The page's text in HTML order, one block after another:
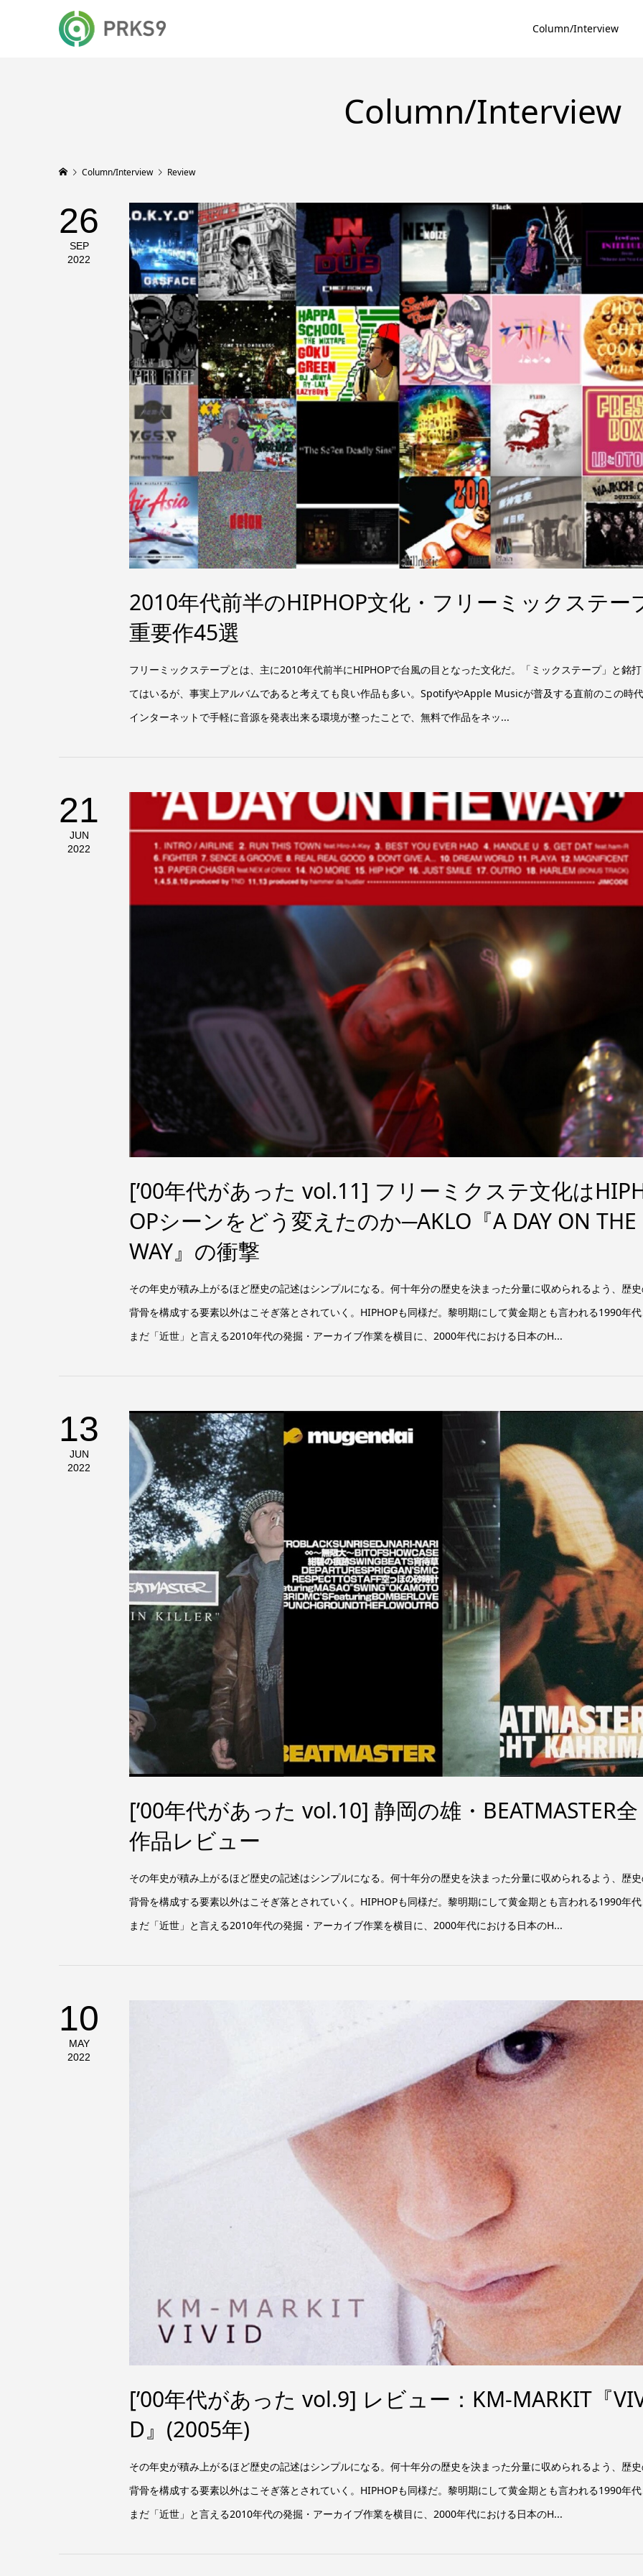
Column/Interview
Column/Interview
Column/Interview Review
26
SEP
2022
2010年代前半のHIPHOP文化・フリーミックステー
重要作45選
フリーミックステープとは、主に2010年代前半にHIPHOPで台風の目となった文化だ。「ミックステープ」と銘
てはいるが、事実上アルバムであると考えても良い作品も多い。SpotifyやApple Musicが普及する直前のこの時
インターネットで手軽に音源を発表出来る環境が整ったことで、無料で作品をネッ...
21
JUN
2022
[’00年代があった vol.11] フリーミクステ文化は
OPシーンをどう変えたのか─AKLO『A DAY ON THE
WAY』の衝撃
その年史が積み上がるほど歴史の記述はシンプルになる。何十年分の歴史を決まった分量に収められるよう、歴
背骨を構成する要素以外はこそぎ落とされていく。HIPHOPも同様だ。黎明期にして黄金期とも言われる1990年
まだ「近世」と言える2010年代の発掘・アーカイブ作業を横目に、2000年代における日本のH...
13
JUN
2022
[’00年代があった vol.10] 静岡の雄・BEATMASTER全
作品レビュー
その年史が積み上がるほど歴史の記述はシンプルになる。何十年分の歴史を決まった分量に収められるよう、歴
背骨を構成する要素以外はこそぎ落とされていく。HIPHOPも同様だ。黎明期にして黄金期とも言われる1990年
まだ「近世」と言える2010年代の発掘・アーカイブ作業を横目に、2000年代における日本のH...
10
MAY
2022
[’00年代があった vol.9] レビュー：KM-MARKIT『
D』(2005年)
その年史が積み上がるほど歴史の記述はシンプルになる。何十年分の歴史を決まった分量に収められるよう、歴
背骨を構成する要素以外はこそぎ落とされていく。HIPHOPも同様だ。黎明期にして黄金期とも言われる1990年
まだ「近世」と言える2010年代の発掘・アーカイブ作業を横目に、2000年代における日本のH...